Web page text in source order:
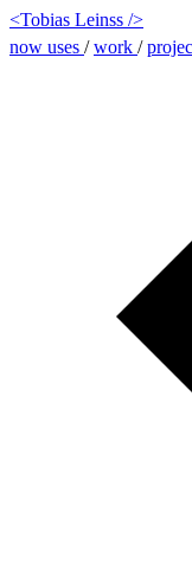
<Tobias Leinss />
now uses /work /